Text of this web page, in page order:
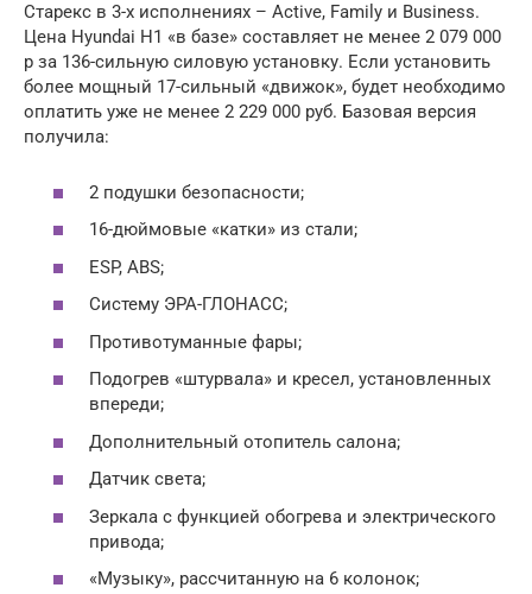
Старекс в 3-х исполнениях – Active, Family и Business.
Цена Hyundai H1 «в базе» составляет не менее 2 079 000
р за 136-сильную силовую установку. Если установить
более мощный 17-сильный «движок», будет необходимо
оплатить уже не менее 2 229 000 руб. Базовая версия
получила:
2 подушки безопасности;
16-дюймовые «катки» из стали;
ESP, ABS;
Систему ЭРА-ГЛОНАСС;
Противотуманные фары;
Подогрев «штурвала» и кресел, установленных
впереди;
Дополнительный отопитель салона;
Датчик света;
Зеркала с функцией обогрева и электрического
привода;
«Музыку», рассчитанную на 6 колонок;